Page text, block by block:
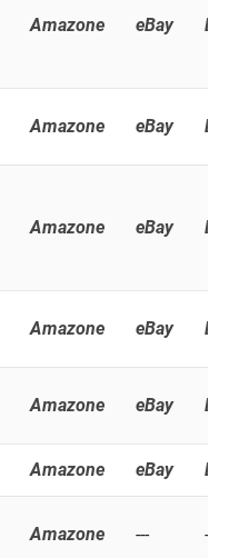
Amazone eBay
Amazone eBay
Amazone eBay
Amazone eBay
Amazone eBay
Amazone eBay
Amazone --- ---